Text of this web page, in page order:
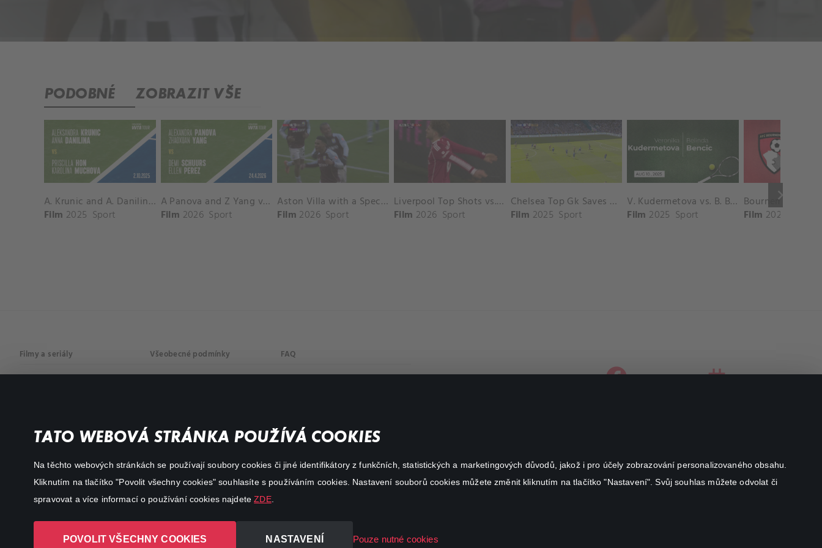
TATO WEBOVÁ STRÁNKA POUŽÍVÁ COOKIES
Na těchto webových stránkách se používají soubory cookies či jiné identifikátory z funkčních, statistických a marketingových důvodů, jakož i pro účely zobrazování personalizovaného obsahu.
Kliknutím na tlačítko "Povolit všechny cookies" souhlasíte s používáním cookies. Nastavení souborů cookies můžete změnit kliknutím na tlačítko "Nastavení". Svůj souhlas můžete odvolat či
spravovat a více informací o používání cookies najdeteZDE.
POVOLIT VŠECHNY COOKIES NASTAVENÍ Pouze nutné cookies
PODOBNÉ ZOBRAZIT VŠE
keyboard_arrow_right
A. Krunic and A. Danilina vs. P. Hon and K. Muchova Match Highlights - BEIJING_Capital Group Diamond ( October 02, 2025)
Film 2025 Sport
A Panova and Z Yang vs D Schuurs and E Perez Match Highlights - MADRID_Court 8 ( April 24, 2026)
Film 2026 Sport
Aston Villa with a Spectacular Goal vs. Nottingham Forest
Film 2026 Sport
Liverpool Top Shots vs. Fulham
Film 2026 Sport
Chelsea Top Gk Saves vs. Crystal Palace
Film 2025 Sport
V. Kudermetova vs. B. Bencic Match Highlights - CINCINNATI_Champions Court ( August 10, 2025)
Film 2025 Sport Film 2025
Filmy a seriály
Akční
Všeobecné podmínky FAQ
facebookinstagram
Canal+ Luxembourg S. à r.l. se sídlem Rue Albert Borschette 4,